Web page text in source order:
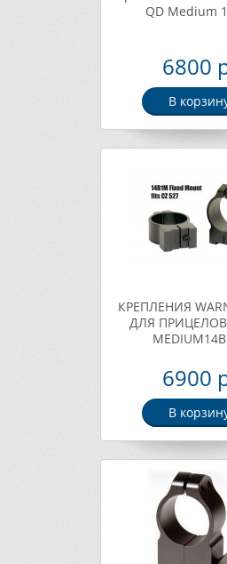
QD Medium
6800
В
КРЕПЛЕНИЯ
ДЛЯ
6900
В